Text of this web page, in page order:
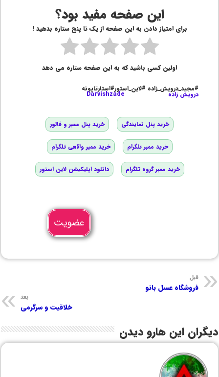
این صفحه مفید بود؟
برای امتیاز دادن به این صفحه از یک تا پنج ستاره بدهید !
اولین کسی باشید که به این صفحه ستاره می دهد
#مجید_درویش_زاده #لاین_استور#استارتاپونه
درویش زاده Darvishzade
خرید پنل نمایندگی خرید پنل ممبر و فالور
خرید ممبر تلگرام خرید ممبر واقعی تلگرام
خرید ممبر گروه تلگرام دانلود اپلیکیشن لاین استور
عضویت
قبل
فروشگاه عسل بانو
بعد
خلاقیت و سرگرمی
دیگران این هارو دیدن